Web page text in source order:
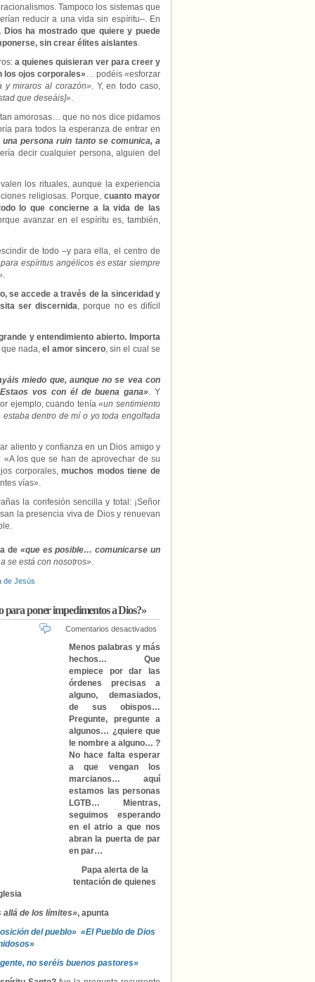
Tampoco los sistemas que
reducir a una vida sin espíritu–. En
ha mostrado que quiere y puede
sin crear élites aislantes.
a quienes quisieran ver para creer y
los ojos corporales»… podéis«esforzar
y miraros al corazón». Y, en todo caso,
que deseáis]».
amorosas… que no nos dice pidamos
para todos la esperanza de entrar en
persona ruin tanto se comunica, a
decir cualquier persona, alguien del
los rituales, aunque la experiencia
religiosas. Porque, cuanto mayor
lo que concierne a la vida de las
avanzar en el espíritu es, también,
de todo –y para ella, el centro de
espíritus angélicos es estar siempre
.
se accede a través de la sinceridad y
ser discernida, porque no es difícil
y entendimiento abierto. Importa
que nada,el amor sincero, sin el cual se
miedo que, aunque no se vea con
vos con él de buena gana». Y
ejemplo, cuando tenía«un sentimiento
dentro de mí o yo toda engolfada
aliento y confianza en un Dios amigo y
los que se han de aprovechar de su
corporales,muchos modos tiene de
vías».
la confesión sencilla y total: ¡Señor
la presencia viva de Dios y renuevan
de «que es posible… comunicarse un
se está con nosotros».
de Jesús
para poner impedimentos a Dios?»
Comentarios desactivados
Menos palabras y más
hechos… Que
empiece por dar las
órdenes precisas a
alguno, demasiados,
de sus obispos…
Pregunte, pregunte a
algunos… ¿quiere que
le nombre a alguno… ?
No hace falta esperar
a que vengan los
marcianos… aquí
estamos las personas
LGTB… Mientras,
seguimos esperando
en el atrio a que nos
abran la puerta de par
en par…
Papa alerta de la
tentación de quienes
allá de los límites», apunta
del pueblo» «El Pueblo de Dios
no seréis buenos pastores»